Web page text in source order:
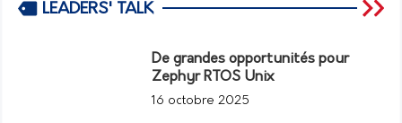
LEADERS' TALK
De grandes opportunités pour
Zephyr RTOS Unix
16 octobre 2025